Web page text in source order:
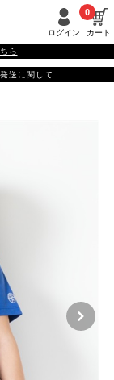
ログイン カート
0
ら
送に関して